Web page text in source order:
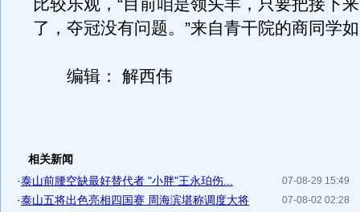
比较乐观，“目前咱是领头羊，只要把接下
了，夺冠没有问题。”来自青干院的商同学
编辑： 解西伟
相关新闻
07-08-29 15:49
·泰山前腰空缺最好替代者 "小胖"王永珀伤...
07-08-02 02:28
·泰山五将出色亮相四国赛 周海滨堪称调度大将